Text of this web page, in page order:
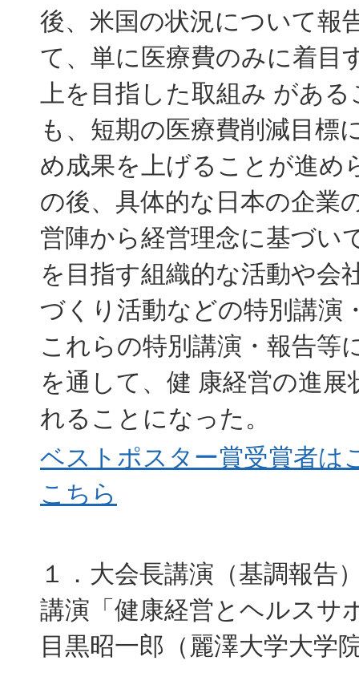
後、米国の状況について報
て、単に医療費のみに着目
上を目指した取組み があ
も、短期の医療費削減目標
め成果を上げることが進め
の後、具体的な日本の企業
営陣から経営理念に基づい
を目指す組織的な活動や会
づくり活動などの特別講
これらの特別講演・報告等
を通して、健 康経営の進
れることになった。
ベストポスター賞受賞者は
こちら
１．大会長講演（基調報告
講演「健康経営とヘルスサ
目黒昭一郎（麗澤大学大学